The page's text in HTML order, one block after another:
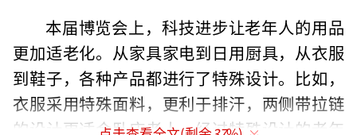
本届博览会上，科技进步让老年人的用品
更加适老化。从家具家电到日用厨具，从衣服
到鞋子，各种产品都进行了特殊设计。比如，
衣服采用特殊面料，更利于排汗，两侧带拉链
的设计更适合卧床老人。经过特殊设计的老年